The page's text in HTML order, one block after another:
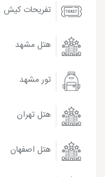
تفریحات کیش
هتل مشهد
تور مشهد
هتل تهران
هتل اصفهان